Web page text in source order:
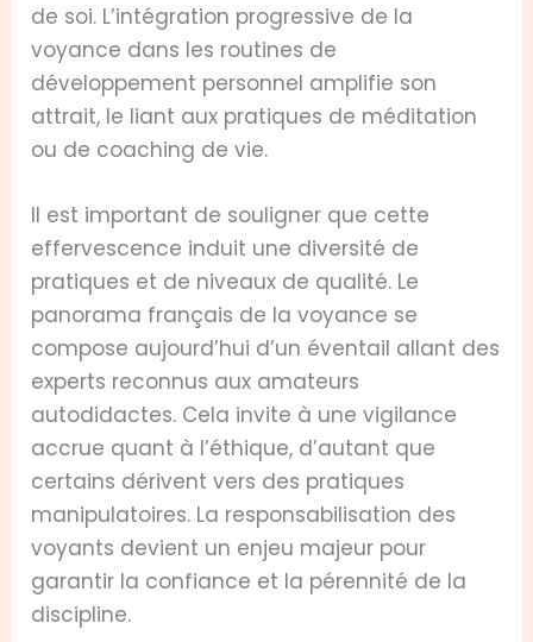
de soi. L’intégration progressive de la
voyance dans les routines de
développement personnel amplifie son
attrait, le liant aux pratiques de méditation
ou de coaching de vie.
Il est important de souligner que cette
effervescence induit une diversité de
pratiques et de niveaux de qualité. Le
panorama français de la voyance se
compose aujourd’hui d’un éventail allant des
experts reconnus aux amateurs
autodidactes. Cela invite à une vigilance
accrue quant à l’éthique, d’autant que
certains dérivent vers des pratiques
manipulatoires. La responsabilisation des
voyants devient un enjeu majeur pour
garantir la confiance et la pérennité de la
discipline.